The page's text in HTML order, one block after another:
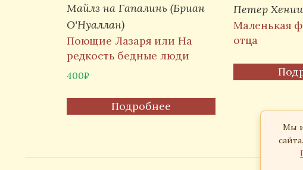
Майлз на Гапалинь (Бриан
О'Нуаллан)
Поющие Лазаря или На
редкость бедные люди
400₽
Подробнее
Петер
Маленькая
отца
Мы